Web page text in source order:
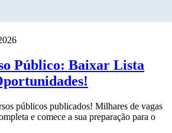
Público: Baixar Lista
públicos publicados! Milhares de vagas
e comece a sua preparação para o